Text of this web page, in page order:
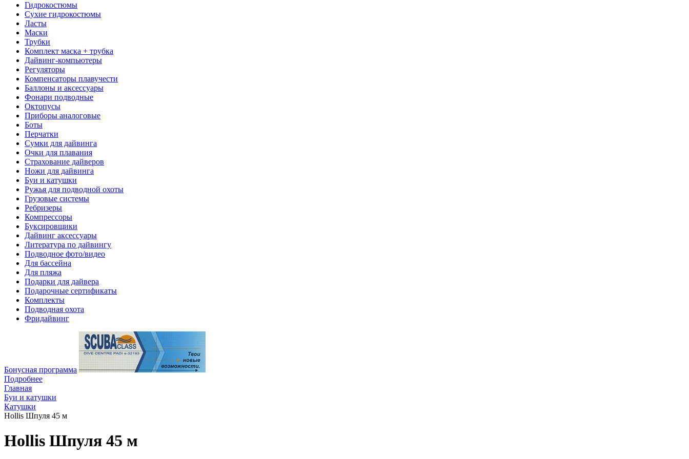
Гидрокостюмы
Сухие гидрокостюмы
Ласты
Маски
Трубки
Комплект маска + трубка
Дайвинг-компьютеры
Регуляторы
Компенсаторы плавучести
Баллоны и аксессуары
Фонари подводные
Октопусы
Приборы аналоговые
Боты
Перчатки
Сумки для дайвинга
Очки для плавания
Страхование дайверов
Ножи для дайвинга
Буи и катушки
Ружья для подводной охоты
Грузовые системы
Ребризеры
Компрессоры
Буксировщики
Дайвинг аксессуары
Литература по дайвингу
Подводное фото/видео
Для бассейна
Для пляжа
Подарки для дайвера
Подарочные сертификаты
Комплекты
Подводная охота
Фридайвинг
Бонусная программа
Подробнее
Главная
Буи и катушки
Катушки
Hollis Шпуля 45 м
Hollis Шпуля 45 м